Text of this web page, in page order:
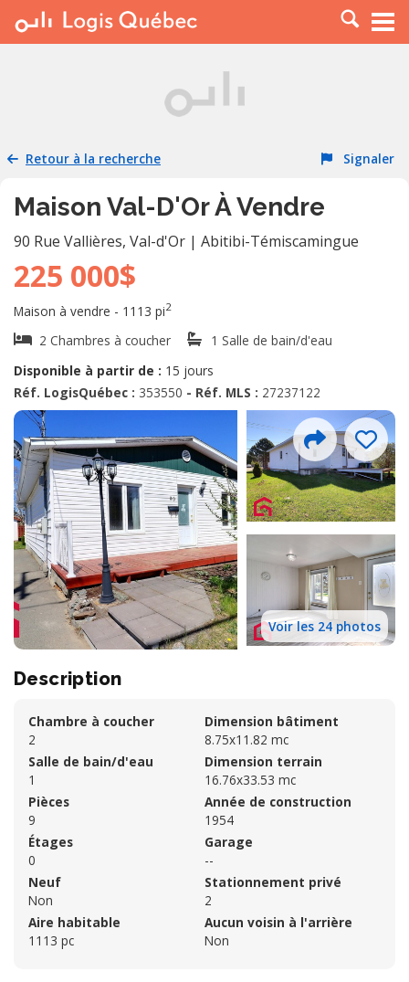
À LOUER
PLACER UNE ANNONCE
RESSOURCES
Retour à la recherche Signaler
Maison Val-D'Or À Vendre
90 Rue Vallières, Val-d'Or | Abitibi-Témiscamingue
225 000$
Maison à vendre - 1113 pi2
2 Chambres à coucher
1 Salle de bain/d'eau
Disponible à partir de : 15 jours
Réf. LogisQuébec : 353550 - Réf. MLS : 27237122
Voir les 24 photos
Description
Chambre à coucher
2
Salle de bain/d'eau
1
Pièces
9
Étages
0
Neuf
Non
Aire habitable
1113 pc
Dimension bâtiment
8.75x11.82 mc
Dimension terrain
16.76x33.53 mc
Année de construction
1954
Garage
--
Stationnement privé
2
Aucun voisin à l'arrière
Non